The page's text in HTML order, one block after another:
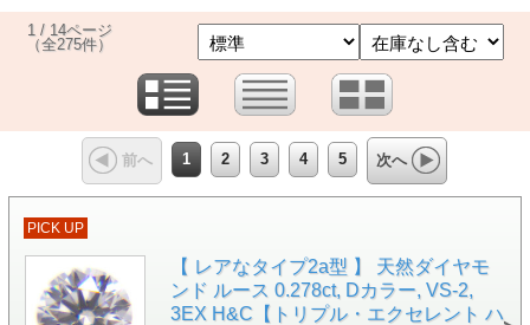
1 / 14ページ
（全275件）
前へ 1 2 3 4 5 次へ
PICK UP
【 レアなタイプ2a型 】 天然ダイヤモ
ンド ルース 0.278ct, Dカラー, VS-2,
3EX H&C【トリプル・エクセレント ハ